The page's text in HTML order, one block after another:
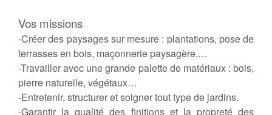
Vos missions
-Créer des paysages sur mesure : plantations, pose de
terrasses en bois, maçonnerie paysagère,…
-Travailler avec une grande palette de matériaux : bois,
pierre naturelle, végétaux…
-Entretenir, structurer et soigner tout type de jardins.
-Garantir la qualité des finitions et la propreté des